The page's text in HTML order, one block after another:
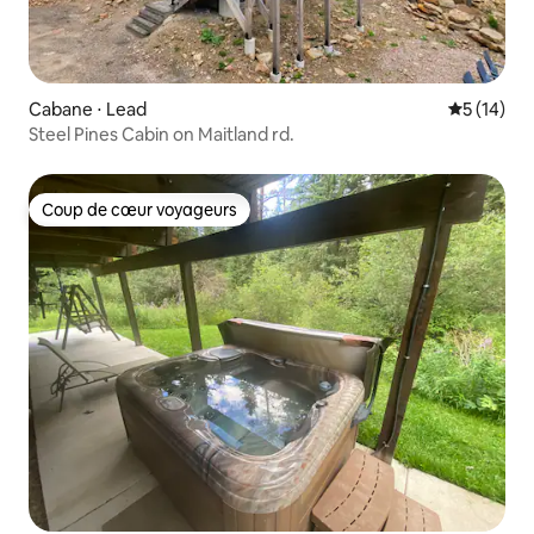
Cabane ⋅ Lead
5 (14)
Steel Pines Cabin on Maitland rd.
Coup de cœur voyageurs
Coup de cœur voyageurs